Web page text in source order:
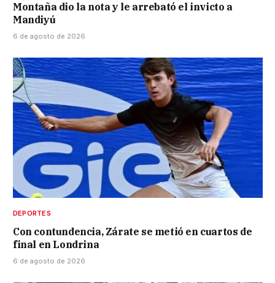
Montaña dio la nota y le arrebató el invicto a
Mandiyú
6 de agosto de 2026
DEPORTES
Con contundencia, Zárate se metió en cuartos de
final en Londrina
6 de agosto de 2026